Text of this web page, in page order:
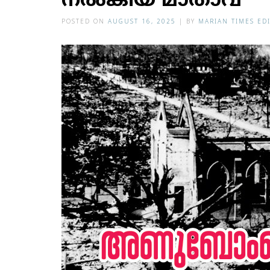
POSTED ON AUGUST 16, 2025 BY MARIAN TIMES